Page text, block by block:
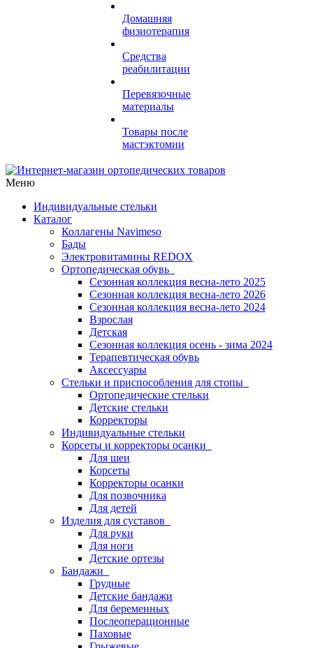
Домашняя
физиотерапия
Средства
реабилитации
Перевязочные
материалы
Товары после
мастэктомии
Меню
Индивидуальные стельки
Каталог
Коллагены Navimeso
Бады
Электровитамины REDOX
Ортопедическая обувь
Сезонная коллекция весна-лето 2025
Сезонная коллекция весна-лето 2026
Сезонная коллекция весна-лето 2024
Взрослая
Детская
Сезонная коллекция осень - зима 2024
Терапевтическая обувь
Аксессуары
Стельки и приспособления для стопы
Ортопедические стельки
Детские стельки
Корректоры
Индивидуальные стельки
Корсеты и корректоры осанки
Для шеи
Корсеты
Корректоры осанки
Для позвочника
Для детей
Изделия для суставов
Для руки
Для ноги
Детские ортезы
Бандажи
Грудные
Детские бандажи
Для беременных
Послеоперационные
Паховые